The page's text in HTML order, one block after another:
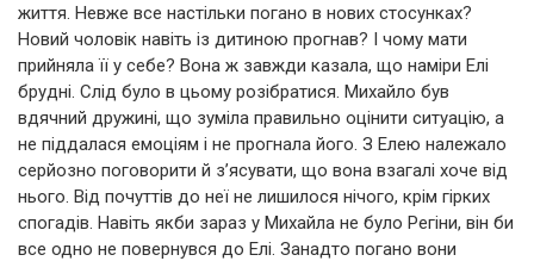
життя. Невже все настільки погано в нових стосунках?
Новий чоловік навіть із дитиною прогнав? І чому мати
прийняла її у себе? Вона ж завжди казала, що наміри Елі
брудні. Слід було в цьому розібратися. Михайло був
вдячний дружині, що зуміла правильно оцінити ситуацію, а
не піддалася емоціям і не прогнала його. З Елею належало
серйозно поговорити й з’ясувати, що вона взагалі хоче від
нього. Від почуттів до неї не лишилося нічого, крім гірких
спогадів. Навіть якби зараз у Михайла не було Регіни, він би
все одно не повернувся до Елі. Занадто погано вони